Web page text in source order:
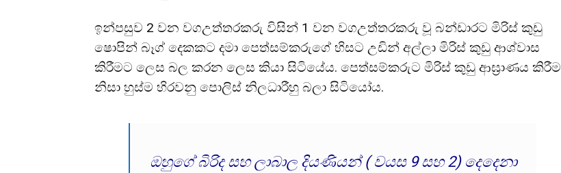
ඉන්පසුව 2 වන වගඋත්තරකරු විසින් 1 වන වගඋත්තරකරු වූ බන්ඩාරට මිරිස් කුඩු
ෂොපින් බෑග් දෙකකට දමා පෙත්සම්කරුගේ හිසට උඩින් අල්ලා මිරිස් කුඩු ආශ්වාස
කිරීමට ලෙස බල කරන ලෙස කියා සිටියේය. පෙත්සම්කරුට මිරිස් කුඩු ආඝ්‍රාණය කිරීම
නිසා හුස්ම හිරවනු පොලිස් නිලධාරීහු බලා සිටියෝය.
ඔහුගේ බිරිද සහ ලාබාල දියණියන් ( වයස 9 සහ 2) දෙදෙනා